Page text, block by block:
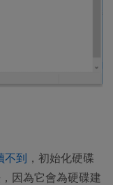
不到 ，初始化硬碟
因為它會為硬碟建